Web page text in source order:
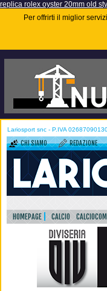
replica rolex oyster 20mm old
Per offrirti il miglior
Lariosport snc - P.IVA
CHI SIAMO REDAZIONE
HOMEPAGE CALCIO